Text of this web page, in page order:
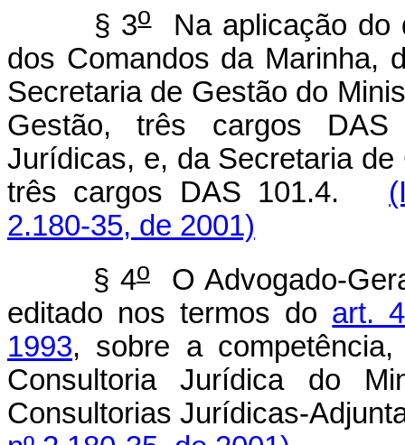
§ 3oNa aplicação do
dos Comandos da Marinha,
Secretaria de Gestão do
Gestão, três cargos DAS
Jurídicas, e, da Secretaria
três cargos DAS 101.4.
2.180-35, de 2001)
§ 4o
O Advogado-
editado nos termos do art.
1993, sobre a
Consultoria Jurídica do
Consultorias Jurídicas-